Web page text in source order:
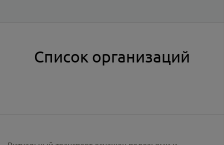
Список организаций